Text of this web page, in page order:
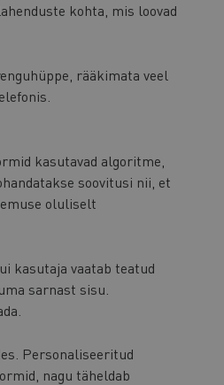
kohta, mis loovad
rääkimata veel
kasutavad algoritme,
soovitusi nii, et
oluliselt
kasutaja vaatab teatud
sarnast sisu.
Personaliseeritud
nagu täheldab